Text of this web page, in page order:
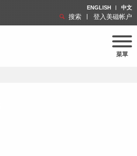
ENGLISH 中文
搜索 登入美磁帐户
菜單